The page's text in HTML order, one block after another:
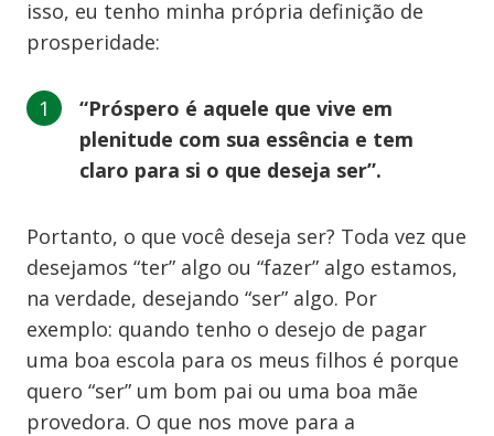
isso, eu tenho minha própria definição de
prosperidade:
“Próspero é aquele que vive em
plenitude com sua essência e tem
claro para si o que deseja ser”.
Portanto, o que você deseja ser? Toda vez que
desejamos “ter” algo ou “fazer” algo estamos,
na verdade, desejando “ser” algo. Por
exemplo: quando tenho o desejo de pagar
uma boa escola para os meus filhos é porque
quero “ser” um bom pai ou uma boa mãe
provedora. O que nos move para a